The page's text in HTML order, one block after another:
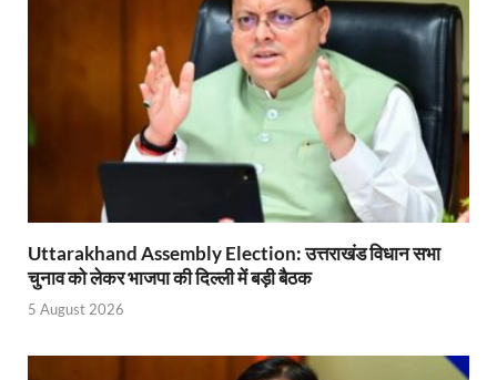
Vande Bharat Sleeper Update: वंदे भारत स्लीपर का
Uttarakhand Calender 2026: मुख्यमंत्री पुष्कर सिंह
Start UP Summit: उद्यमिता, नवाचार और व्यापार हमारे
Swami Vivekanand Jayanti: मुख्यमंत्री पुष्कर सिंह
PM Modi Somnath Mandir: सोमनाथ में पीएम मोदी ने
UP AI App: सीएम योगी के मिशन को साकार कर रहा
Aadhaar gets a face: भारतीय विशिष्ट पहचान
Uttarakhand Assembly Election: उत्तराखंड विधान सभा
चुनाव को लेकर भाजपा की दिल्ली में बड़ी बैठक
5 August 2026